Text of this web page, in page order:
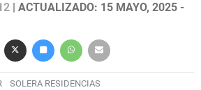
| ACTUALIZADO: 15 MAYO, 2025 -
SOLERA RESIDENCIAS